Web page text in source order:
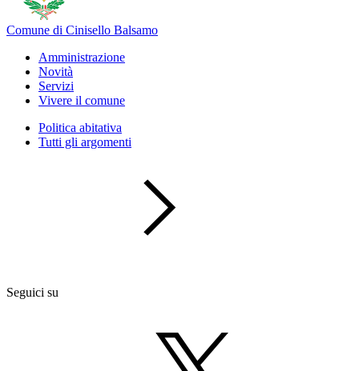
Comune di Cinisello Balsamo
Amministrazione
Novità
Servizi
Vivere il comune
Politica abitativa
Tutti gli argomenti
Seguici su